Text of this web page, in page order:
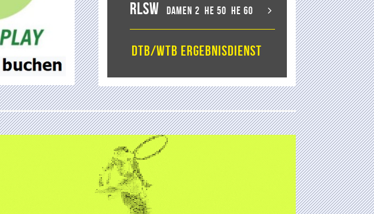
RLSW Damen 2 He 50 He 60
DTB/WTB Ergebnisdienst